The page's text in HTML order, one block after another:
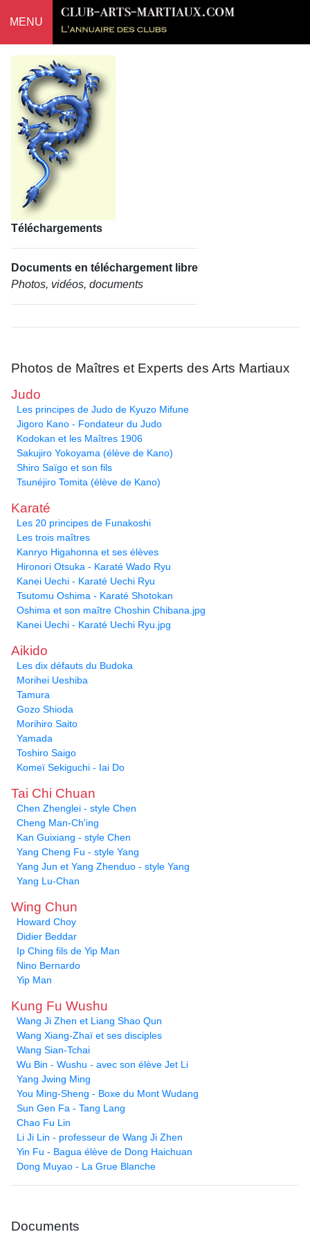
MENU
Téléchargements
Documents en téléchargement libre
Photos, vidéos, documents
Photos de Maîtres et Experts des Arts Martiaux
Judo
Les principes de Judo de Kyuzo Mifune
Jigoro Kano - Fondateur du Judo
Kodokan et les Maîtres 1906
Sakujiro Yokoyama (élève de Kano)
Shiro Saïgo et son fils
Tsunéjiro Tomita (élève de Kano)
Karaté
Les 20 principes de Funakoshi
Les trois maîtres
Kanryo Higahonna et ses élèves
Hironori Otsuka - Karaté Wado Ryu
Kanei Uechi - Karaté Uechi Ryu
Tsutomu Oshima - Karaté Shotokan
Oshima et son maître Choshin Chibana.jpg
Kanei Uechi - Karaté Uechi Ryu.jpg
Aikido
Les dix défauts du Budoka
Morihei Ueshiba
Tamura
Gozo Shioda
Morihiro Saito
Yamada
Toshiro Saigo
Komeï Sekiguchi - Iai Do
Tai Chi Chuan
Chen Zhenglei - style Chen
Cheng Man-Ch'ing
Kan Guixiang - style Chen
Yang Cheng Fu - style Yang
Yang Jun et Yang Zhenduo - style Yang
Yang Lu-Chan
Wing Chun
Howard Choy
Didier Beddar
Ip Ching fils de Yip Man
Nino Bernardo
Yip Man
Kung Fu Wushu
Wang Ji Zhen et Liang Shao Qun
Wang Xiang-Zhaï et ses disciples
Wang Sian-Tchai
Wu Bin - Wushu - avec son élève Jet Li
Yang Jwing Ming
You Ming-Sheng - Boxe du Mont Wudang
Sun Gen Fa - Tang Lang
Chao Fu Lin
Li Ji Lin - professeur de Wang Ji Zhen
Yin Fu - Bagua élève de Dong Haichuan
Dong Muyao - La Grue Blanche
Documents